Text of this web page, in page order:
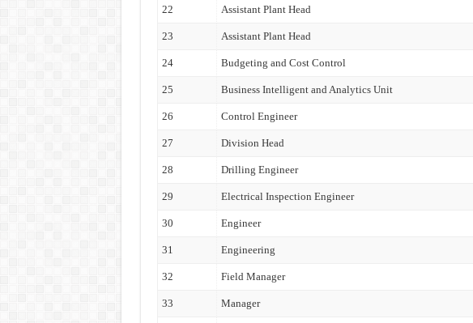
22 Assistant Plant Head
23 Assistant Plant Head
24 Budgeting and Cost Control
25 Business Intelligent and Analytics Unit
26 Control Engineer
27 Division Head
28 Drilling Engineer
29 Electrical Inspection Engineer
30 Engineer
31 Engineering
32 Field Manager
33 Manager